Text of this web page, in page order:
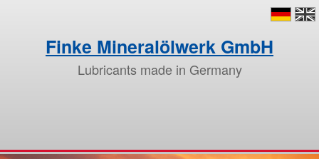
Finke Mineralölwerk GmbH
Lubricants made in Germany